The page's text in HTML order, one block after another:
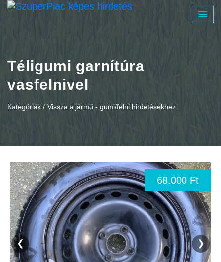
Téligumi garnítúra
vasfelnivel
Kategóriák / Vissza a jármű - gumi/felni hirdetésekhez
68.000 Ft
❮ ❯